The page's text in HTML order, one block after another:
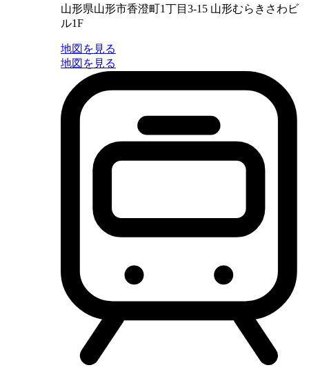
山形県山形市香澄町1丁目3-15 山形むらきさわビ
ル1F
地図を見る
地図を見る